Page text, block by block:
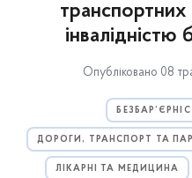
транспортних
інвалідністю
Опубліковано 08
ДОРОГИ, ТРАНСПОРТ ТА
ЛІКАРНІ ТА МЕДИЦИНА